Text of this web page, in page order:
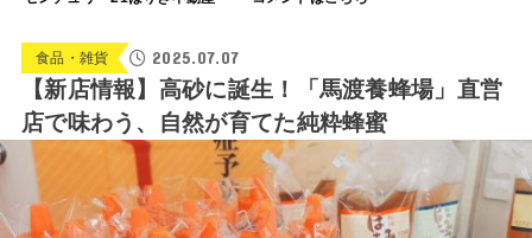
食品・雑貨 2025.07.07
【新店情報】高砂に誕生！「馬渡養蜂場」直営
店で味わう、自然が育てた純粋蜂蜜